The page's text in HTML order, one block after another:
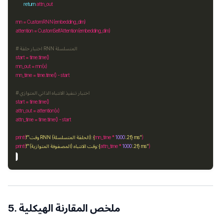
return
rnn =
attention =
# اختبار حلقة RNN المتسلسلة
start = time
rnn_out =
rnn_time = timetime() -
# اختبار تنفيذ الانتباه الذاتي المتوازي
start = time
attn_out =
attn_time = timetime() -
print(f "وقت RNN (الحلقة المتسلسلة): {rnn_time *1000:.2f} ms"
print(f "وقت الانتباه (المصفوفة المتوازية): {attn_time *1000:.2f} ms"
5. ملخص المقارنة الهيكلية